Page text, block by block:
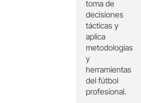
toma de
decisiones
tácticas y
aplica
metodologías
y
herramientas
del fútbol
profesional.